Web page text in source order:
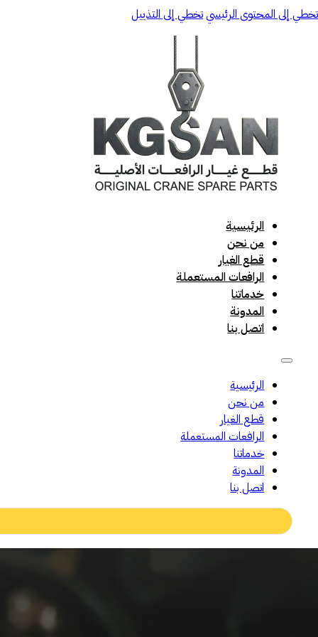
تخطي إلى المحتوى الرئيسيتخطي إلى التذييل
الرئيسية
من نحن
قطع الغيار
الرافعات المستعملة
خدماتنا
المدونة
اتصل بنا
الرئيسية
من نحن
قطع الغيار
الرافعات المستعملة
خدماتنا
المدونة
اتصل بنا
Search
...